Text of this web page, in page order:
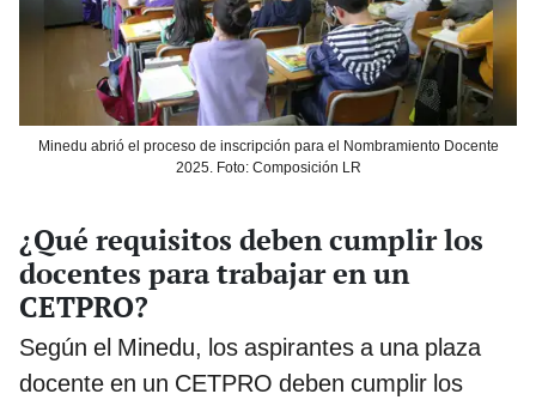
Minedu abrió el proceso de inscripción para el Nombramiento Docente
2025. Foto: Composición LR
¿Qué requisitos deben cumplir los
docentes para trabajar en un
CETPRO?
Según el Minedu, los aspirantes a una plaza
docente en un CETPRO deben cumplir los